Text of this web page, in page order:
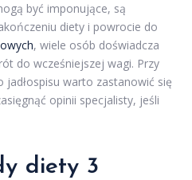
być imponujące, są
diety i powrocie do
, wiele osób doświadcza
do wcześniejszej wagi. Przy
warto zastanowić się
opinii specjalisty, jeśli
diety 3